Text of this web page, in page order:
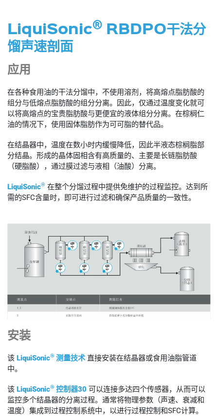
LiquiSonic® RBDPO干法分
馏声速剖面
应用
在各种食用油的干法分馏中，不使用溶剂，将高熔点脂肪酸的
组分与低熔点脂肪酸的组分分离。因此，仅通过温度变化就可
以将高熔点的宝贵脂肪酸与更便宜的液体组分分离。在棕榈仁
油的情况下，使用固体脂肪作为可可脂的替代品。
在结晶器中，温度在数小时内缓慢降低，因此半液态棕榈脂部
分结晶。形成的晶体固相含有高质量的、主要是长链脂肪酸
（硬脂酸），通过膜过滤与液相（油酸）分离。
LiquiSonic® 在整个分馏过程中提供免维护的过程监控。达到所
需的SFC含量时，即可进行过滤和确保产品质量的一致性。
安装
该 LiquiSonic® 测量技术直接安装在结晶器或食用油脂管道
中。
该 LiquiSonic® 控制器30 可以连接多达四个传感器，从而可以
监控多个结晶器的分离过程。通常将物理参数（声速、衰减和
温度）集成到过程控制系统中，以进行过程控制和SFC计算。